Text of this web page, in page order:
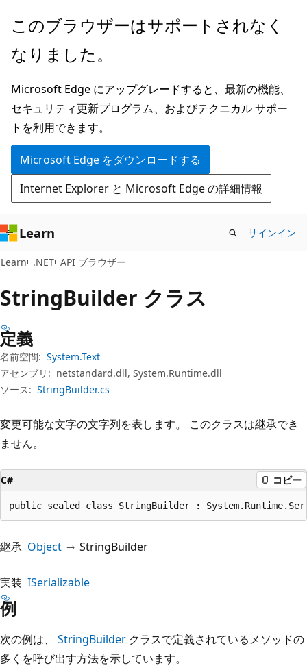
メ
ン
ン
テ
ン
ツ
に
ス
キ
ッ
プ
ペ
ジ
ナ
ビ
ゲ
ー
シ
ョ
ン
に
ス
キ
ッ
プ
このブラウザーはサポートされなく
なりました。
Microsoft Edge にアップグレードすると、最新の機能、
セキュリティ更新プログラム、およびテクニカル サポー
トを利用できます。
Microsoft Edge をダウンロードする
Internet Explorer と Microsoft Edge の詳細情報
Learn サインイン
Learn .NET API ブラウザー
StringBuilder クラス
定義
名前空間: System.Text
アセンブリ: netstandard.dll, System.Runtime.dll
ソース: StringBuilder.cs
変更可能な文字の文字列を表します。 このクラスは継承でき
ません。
C# コピー
public sealed class StringBuilder :
継承 Object StringBuilder
実装 ISerializable
例
次の例は、 StringBuilder クラスで定義されているメソッドの
多くを呼び出す方法を示しています。